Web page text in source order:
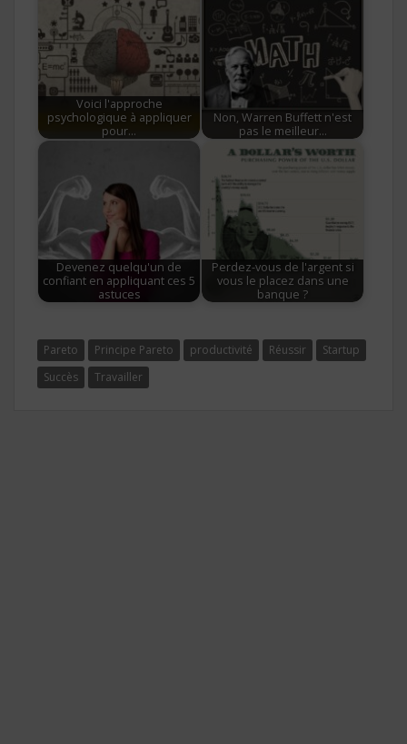
Voici l'approche
psychologique à appliquer
pour…
Non, Warren Buffett n'est
pas le meilleur…
Devenez quelqu'un de
confiant en appliquant ces 5
astuces
Perdez-vous de l'argent si
vous le placez dans une
banque ?
Pareto Principe Pareto productivité Réussir
Startup
Succès
Travailler